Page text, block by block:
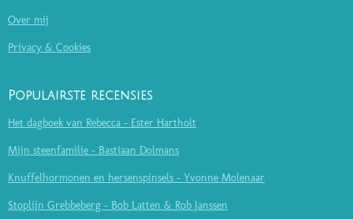
Over mij
Privacy & Cookies
Populairste recensies
Het dagboek van Rebecca - Ester Hartholt
Mijn steenfamilie - Bastiaan Dolmans
Knuffelhormonen en hersenspinsels - Yvonne Molenaar
Stoplijn Grebbeberg - Bob Latten & Rob Janssen